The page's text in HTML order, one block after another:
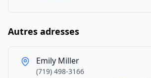
Autres adresses
Emily Miller
(719) 498-3166